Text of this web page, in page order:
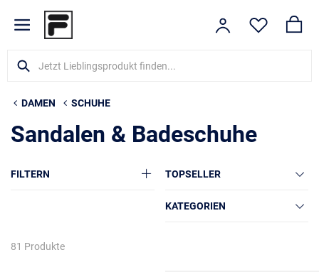
DAMEN SCHUHE
Sandalen & Badeschuhe
FILTERN TOPSELLER
KATEGORIEN
81 Produkte